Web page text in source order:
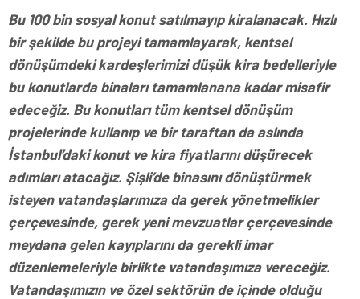
Bu 100 bin sosyal konut satılmayıp kiralanacak. Hızlı
bir şekilde bu projeyi tamamlayarak, kentsel
dönüşümdeki kardeşlerimizi düşük kira bedelleriyle
bu konutlarda binaları tamamlanana kadar misafir
edeceğiz. Bu konutları tüm kentsel dönüşüm
projelerinde kullanıp ve bir taraftan da aslında
İstanbul’daki konut ve kira fiyatlarını düşürecek
adımları atacağız. Şişli’de binasını dönüştürmek
isteyen vatandaşlarımıza da gerek yönetmelikler
çerçevesinde, gerek yeni mevzuatlar çerçevesinde
meydana gelen kayıplarını da gerekli imar
düzenlemeleriyle birlikte vatandaşımıza vereceğiz.
Vatandaşımızın ve özel sektörün de içinde olduğu